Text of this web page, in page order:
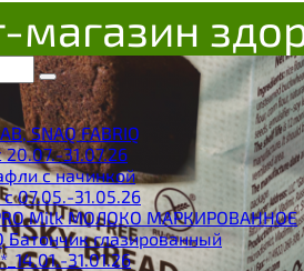
магазин
SNAQ FABRIQ
20.07.-31.07.26
с начинкой
с 07.05.-31.05.26
PRO Milk МОЛОКО МАРКИРОВАННОЕ
Батончик глазированный
31.01.26